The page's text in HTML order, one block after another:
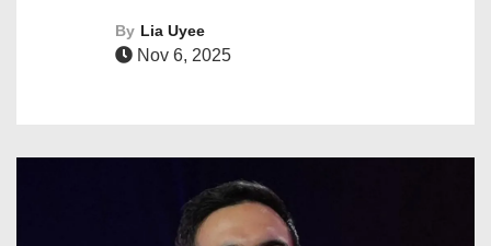
By Lia Uyee
Nov 6, 2025